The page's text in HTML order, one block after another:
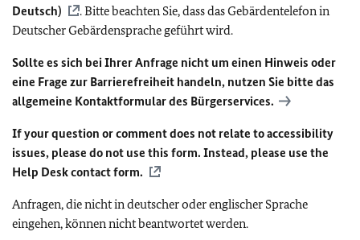
Deutsch)
. Bitte beachten Sie, dass das Gebärdentelefon in
Deutscher Gebärdensprache geführt wird.
Sollte es sich bei Ihrer Anfrage nicht um einen Hinweis oder
eine Frage zur Barrierefreiheit handeln, nutzen Sie bitte das
allgemeine Kontaktformular des Bürgerservices.
If your question or comment does not relate to accessibility
issues, please do not use this form. Instead, please use the
Help Desk contact form.
Anfragen, die nicht in deutscher oder englischer Sprache
eingehen, können nicht beantwortet werden.